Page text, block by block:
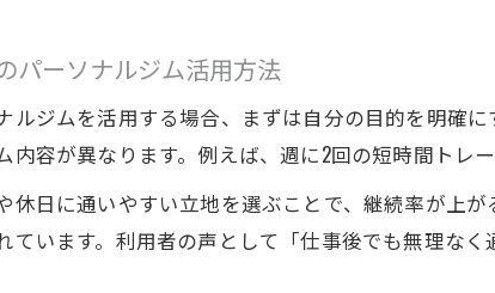
パーソナルジ
ビフォーアフ
パーソナルジ
無理なく続く習慣
パーソナルジム活用方法
ルジムを活用する場合、まずは自分の目的を明確
内容が異なります。例えば、週に2回の短時間トレ
休日に通いやすい立地を選ぶことで、継続率が上
ています。利用者の声として「仕事後でも無理な